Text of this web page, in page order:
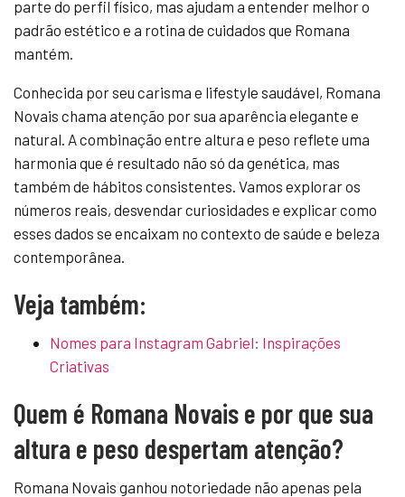
parte do perfil físico, mas ajudam a entender melhor o
padrão estético e a rotina de cuidados que Romana
mantém.
Conhecida por seu carisma e lifestyle saudável, Romana
Novais chama atenção por sua aparência elegante e
natural. A combinação entre altura e peso reflete uma
harmonia que é resultado não só da genética, mas
também de hábitos consistentes. Vamos explorar os
números reais, desvendar curiosidades e explicar como
esses dados se encaixam no contexto de saúde e beleza
contemporânea.
Veja também:
Nomes para Instagram Gabriel: Inspirações
Criativas
Quem é Romana Novais e por que sua
altura e peso despertam atenção?
Romana Novais ganhou notoriedade não apenas pela